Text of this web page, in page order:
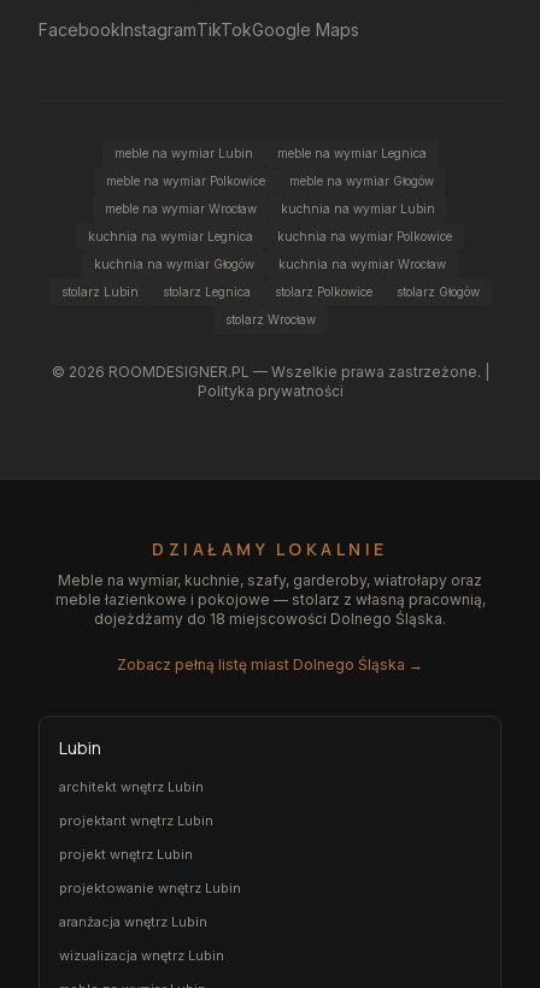
FacebookInstagramTikTokGoogle Maps
meble na wymiar Lubin
meble na wymiar Legnica
meble na wymiar Polkowice
meble na wymiar Głogów
meble na wymiar Wrocław
kuchnia na wymiar Lubin
kuchnia na wymiar Legnica
kuchnia na wymiar Polkowice
kuchnia na wymiar Głogów
kuchnia na wymiar Wrocław
stolarz Lubin
stolarz Legnica stolarz Polkowice
stolarz Głogów
stolarz Wrocław
© 2026 ROOMDESIGNER.PL — Wszelkie prawa zastrzeżone. |
Polityka prywatności
DZIAŁAMY LOKALNIE
Meble na wymiar, kuchnie, szafy, garderoby, wiatrołapy oraz
meble łazienkowe i pokojowe — stolarz z własną pracownią,
dojeżdżamy do 18 miejscowości Dolnego Śląska.
Zobacz pełną listę miast Dolnego Śląska →
Lubin
architekt wnętrz Lubin
projektant wnętrz Lubin
projekt wnętrz Lubin
projektowanie wnętrz Lubin
aranżacja wnętrz Lubin
wizualizacja wnętrz Lubin